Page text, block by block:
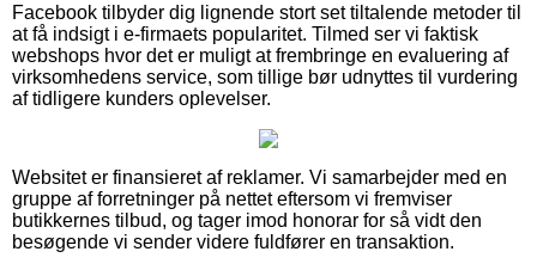
Facebook tilbyder dig lignende stort set tiltalende metoder til
at få indsigt i e-firmaets popularitet. Tilmed ser vi faktisk
webshops hvor det er muligt at frembringe en evaluering af
virksomhedens service, som tillige bør udnyttes til vurdering
af tidligere kunders oplevelser.
Websitet er finansieret af reklamer. Vi samarbejder med en
gruppe af forretninger på nettet eftersom vi fremviser
butikkernes tilbud, og tager imod honorar for så vidt den
besøgende vi sender videre fuldfører en transaktion.